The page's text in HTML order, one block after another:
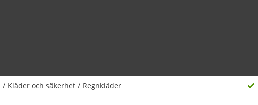
Kläder och säkerhet Regnkläder